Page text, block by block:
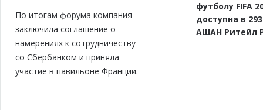
По итогам форума компания
заключила соглашение о
намерениях к сотрудничеству
cо Сбербанком и приняла
участие в павильоне Франции.
футболу FIFA
доступна в
АШАН Ритейл